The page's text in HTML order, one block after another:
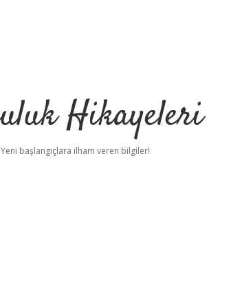
Hikayeleri
Yeni başlangıçlara ilham veren bilgiler!